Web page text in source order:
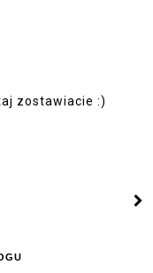
zostawiacie :)